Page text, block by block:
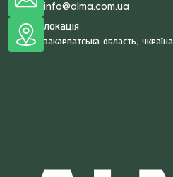
info@alma.com.ua
Локація
Закарпатська область, Україна